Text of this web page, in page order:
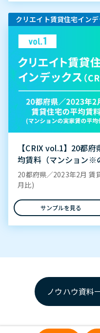
クリエイト賃貸住宅イン
【CRIX vol.1】20都
均賃料（マンション※
20都府県／2023年2月 賃
月比)
サンプルを見る
ノウハウ資料